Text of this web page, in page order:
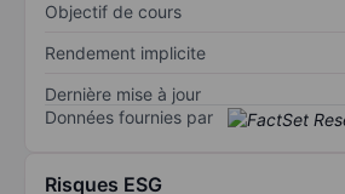
Objectif de cours
Rendement implicite
Dernière mise à jour
Données fournies par
Risques ESG